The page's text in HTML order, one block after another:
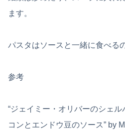
ます。
パスタはソースと一緒に食べる
参考
“ジェイミー・オリバーのシェ
コンとエンドウ豆のソース” by